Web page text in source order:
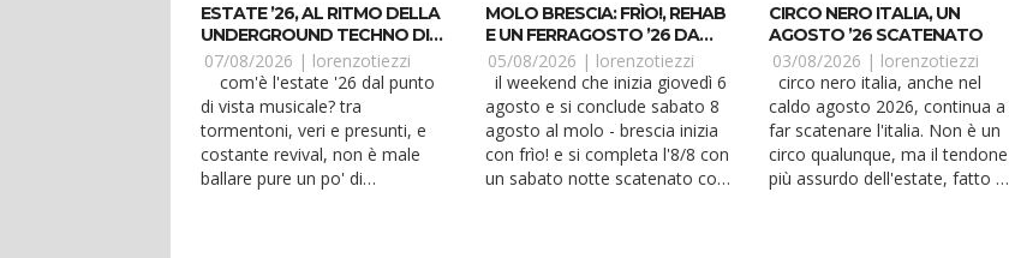
ESTATE ’26, AL RITMO DELLA
UNDERGROUND TECHNO DI
UMM RED
07/08/2026 | lorenzotiezzi
di vista musicale? tra
tormentoni, veri e presunti, e
costante revival, non è male
ballare pure un po' di
MOLO BRESCIA: FRÌO!, REHAB
E UN FERRAGOSTO ’26 DA
BALLARE
05/08/2026 | lorenzotiezzi
agosto e si conclude sabato 8
agosto al molo - brescia inizia
con frìo! e si completa l'8/8 con
un sabato notte scatenato con
CIRCO NERO ITALIA, UN
AGOSTO ’26 SCATENATO
03/08/2026 | lorenzotiezzi
circo nero italia, anche nel
caldo agosto 2026, continua a
far scatenare l'italia. Non è un
circo qualunque, ma il tendone
più assurdo dell'estate, fatto di